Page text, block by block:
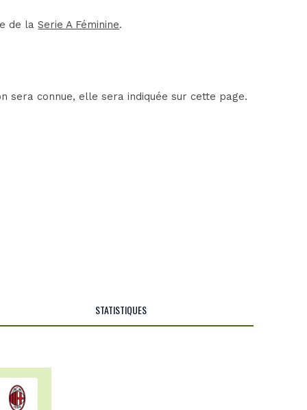
de laSerie A Féminine.
sera connue, elle sera indiquée sur cette page.
STATISTIQUES